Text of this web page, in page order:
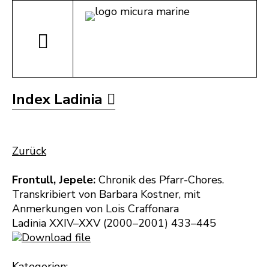
Index Ladinia
Zurück
Frontull, Jepele: Chronik des Pfarr-Chores.
Transkribiert von Barbara Kostner, mit
Anmerkungen von Lois Craffonara
Ladinia XXIV–XXV (2000–2001) 433–445
Download file